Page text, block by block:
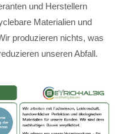
und Herstellern
Materialien und
produzieren nichts, was
unseren Abfall.